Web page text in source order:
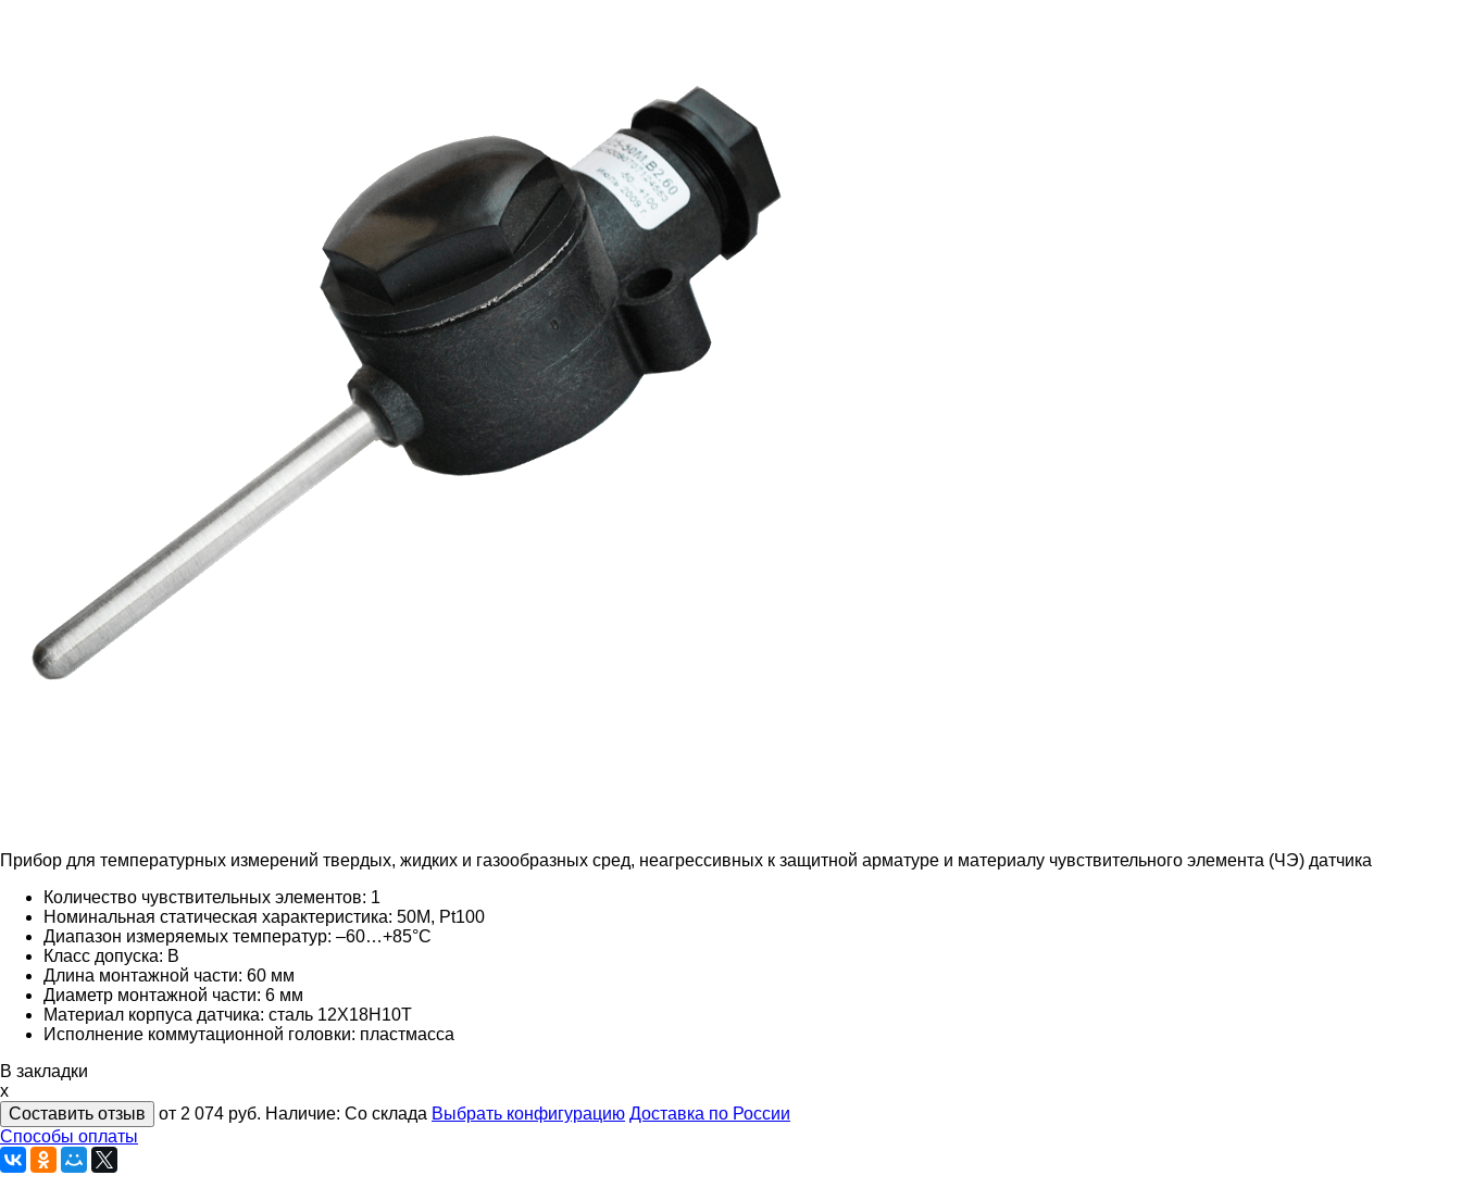
Прибор для температурных измерений твердых, жидких и газообразных сред, неагрессивных к защитной арматуре и материалу чувствительного элемента (ЧЭ) датчика
Количество чувствительных элементов: 1
Номинальная статическая характеристика: 50М, Pt100
Диапазон измеряемых температур: –60…+85°C
Класс допуска: B
Длина монтажной части: 60 мм
Диаметр монтажной части: 6 мм
Материал корпуса датчика: сталь 12Х18Н10Т
Исполнение коммутационной головки: пластмасса
В закладки
x
Составить отзыв
от 2 074 руб. Наличие: Со склада Выбрать конфигурацию Доставка по России
Способы оплаты